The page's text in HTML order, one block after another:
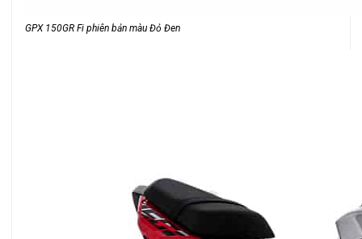
GPX 150GR Fi phiên bản màu Đỏ Đen